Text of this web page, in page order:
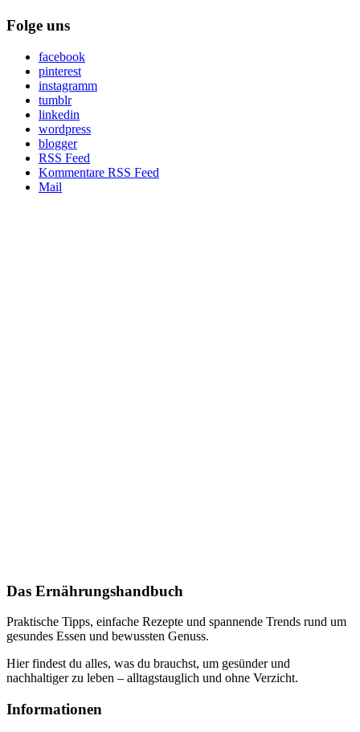
Folge uns
facebook
pinterest
instagramm
tumblr
linkedin
wordpress
blogger
RSS Feed
Kommentare RSS Feed
Mail
Das Ernährungshandbuch
Praktische Tipps, einfache Rezepte und spannende Trends rund um
gesundes Essen und bewussten Genuss.
Hier findest du alles, was du brauchst, um gesünder und
nachhaltiger zu leben – alltagstauglich und ohne Verzicht.
Informationen